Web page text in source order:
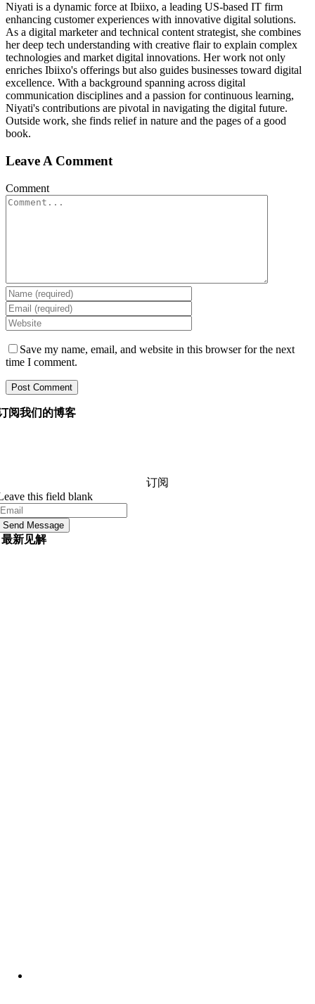
Niyati is a dynamic force at Ibiixo, a leading US-based IT firm
enhancing customer experiences with innovative digital solutions.
As a digital marketer and technical content strategist, she combines
her deep tech understanding with creative flair to explain complex
technologies and market digital innovations. Her work not only
enriches Ibiixo's offerings but also guides businesses toward digital
excellence. With a background spanning across digital
communication disciplines and a passion for continuous learning,
Niyati's contributions are pivotal in navigating the digital future.
Outside work, she finds relief in nature and the pages of a good
book.
Leave A Comment
Comment
Save my name, email, and website in this browser for the next
time I comment.
阅我们的博客
订阅
this field blank
Send Message
最新见解